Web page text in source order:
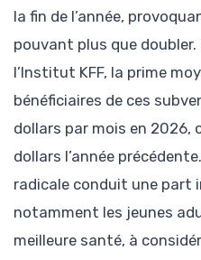
la fin de l’année,
pouvant plus que doubler.
l’Institut KFF, la prime
bénéficiaires de ces
dollars par mois en 2026,
dollars l’année
radicale conduit une part
notamment les jeunes
meilleure santé, à